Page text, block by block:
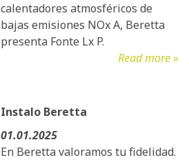
calentadores atmosféricos de
bajas emisiones NOx A, Beretta
presenta Fonte Lx P.
Read more »
Instalo Beretta
01.01.2025
En Beretta valoramos tu fidelidad.